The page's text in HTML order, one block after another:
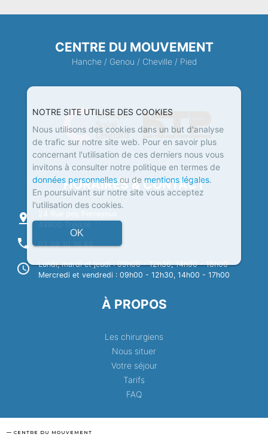
NOTRE SITE UTILISE DES COOKIES
Nous utilisons des cookies dans un but d'analyse
de trafic sur notre site web. Pour en savoir plus
concernant l'utilisation de ces derniers nous vous
invitons à consulter notre politique en termes de
données personnellesou de mentions légales.
En poursuivant sur notre site vous acceptez
l'utilisation des cookies.
OK
CENTRE DU MOUVEMENT
Hanche/ Genou / Cheville/ Pied
HORAIRES & CONTACT
pin_drop
phone 02 59 10 16 60
schedule
Lundi, mardi et jeudi : 09h00 - 12h30, 14h00 - 18h00
Mercredi et vendredi : 09h00 - 12h30, 14h00 - 17h00
À PROPOS
Les chirurgiens
Nous situer
Votre séjour
Tarifs
FAQ
— CENTRE DU MOUVEMENT